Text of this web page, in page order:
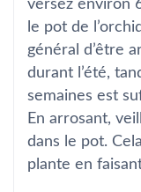
versez environ
le pot de
général d’être
durant l’été,
semaines est
En arrosant,
dans le pot.
plante en